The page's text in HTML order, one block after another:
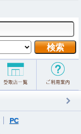
PC